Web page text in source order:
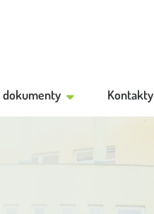
dokumenty Kontakty